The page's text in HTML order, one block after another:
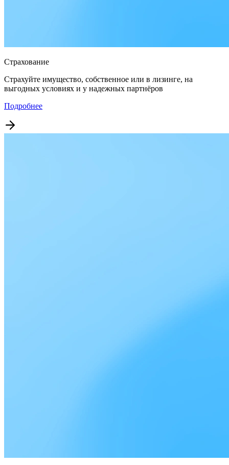
Страхование
Страхуйте имущество, собственное или в лизинге, на
выгодных условиях и у надежных партнёров
Подробнее